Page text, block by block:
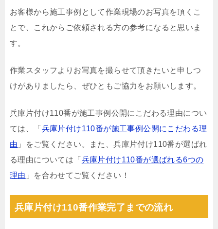
お客様から施工事例として作業現場のお写真を頂くこ
とで、これからご依頼される方の参考になると思いま
す。
作業スタッフよりお写真を撮らせて頂きたいと申しつ
けがありましたら、ぜひともご協力をお願いします。
兵庫片付け110番が施工事例公開にこだわる理由につい
ては、「 兵庫片付け110番が施工事例公開にこだわる理
由 」をご覧ください。また、兵庫片付け110番が選ばれ
る理由については「 兵庫片付け110番が選ばれる6つの
理由 」を合わせてご覧ください！
兵庫片付け110番作業完了までの流れ